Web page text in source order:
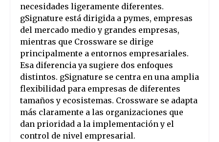
necesidades ligeramente diferentes.
gSignature está dirigida a pymes, empresas
del mercado medio y grandes empresas,
mientras que Crossware se dirige
principalmente a entornos empresariales.
Esa diferencia ya sugiere dos enfoques
distintos. gSignature se centra en una amplia
flexibilidad para empresas de diferentes
tamaños y ecosistemas. Crossware se adapta
más claramente a las organizaciones que
dan prioridad a la implementación y el
control de nivel empresarial.